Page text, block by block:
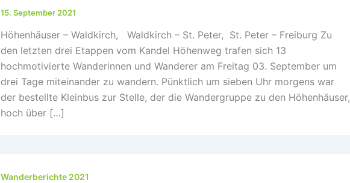
15. September 2021
Höhenhäuser – Waldkirch, Waldkirch – St. Peter, St. Peter – Freiburg Zu
den letzten drei Etappen vom Kandel Höhenweg trafen sich 13
hochmotivierte Wanderinnen und Wanderer am Freitag 03. September um
drei Tage miteinander zu wandern. Pünktlich um sieben Uhr morgens war
der bestellte Kleinbus zur Stelle, der die Wandergruppe zu den Höhenhäuser,
hoch über […]
Wanderberichte 2021